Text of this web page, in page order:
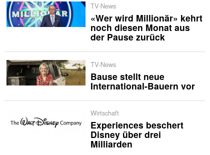
TV-News
«Wer wird Millionär» kehrt
noch diesen Monat aus
der Pause zurück
TV-News
Bause stellt neue
International-Bauern vor
Wirtschaft
Experiences beschert
Disney über drei
Milliarden